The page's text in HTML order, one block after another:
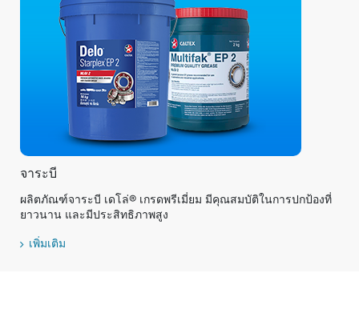
จาระบี
ผลิตภัณฑ์จาระบี เดโล่® เกรดพรีเมี่ยม มีคุณสมบัติในการปกป้องที่
ยาวนาน และมีประสิทธิภาพสูง
เพิ่มเติม